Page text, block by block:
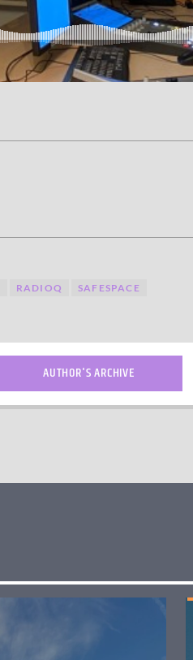
RADIOQ SAFESPACE
AUTHOR'S ARCHIVE